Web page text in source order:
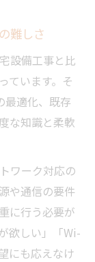
越える方
性で解決
とは
工夫
工事ノウハ
工夫
設計ポイン
難しさ
設備工事と比
ています。そ
最適化、既存
な知識と柔軟
ワーク対応の
や通信の要件
に行う必要が
欲しい」「Wi-
にも応えなけ